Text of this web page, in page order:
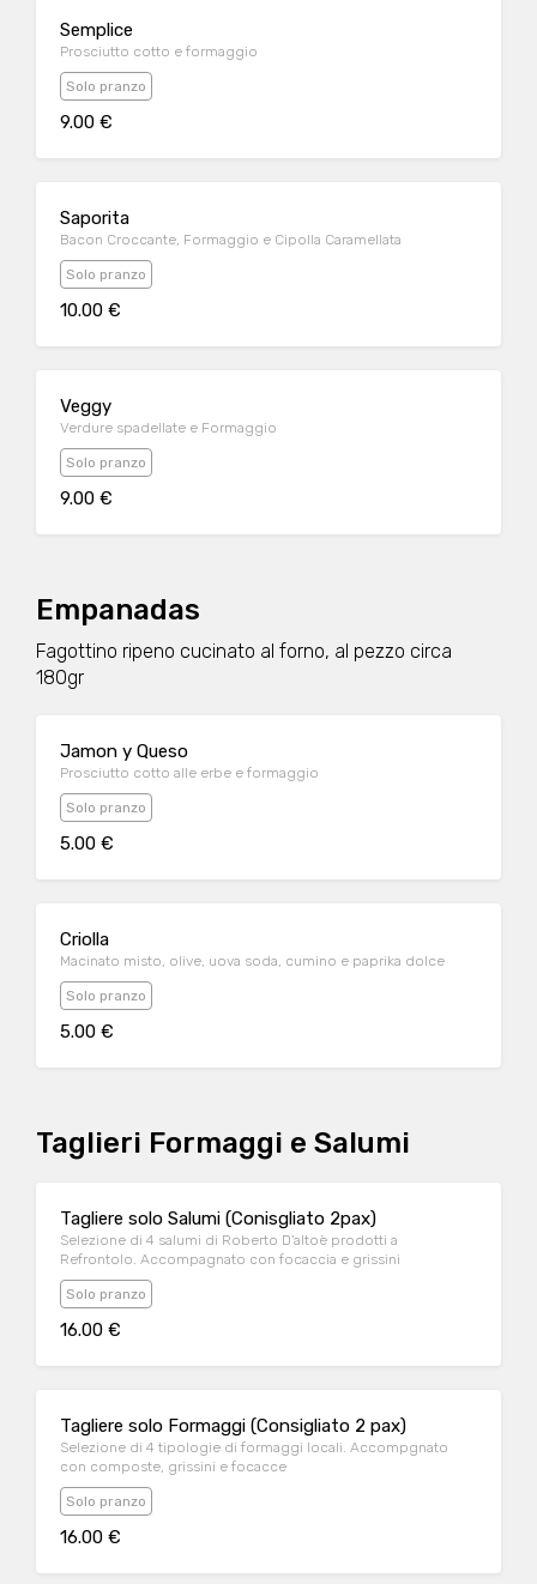
Semplice
Prosciutto cotto e formaggio
Solo pranzo
9.00 €
Saporita
Bacon Croccante, Formaggio e Cipolla Caramellata
Solo pranzo
10.00 €
Veggy
Verdure spadellate e Formaggio
Solo pranzo
9.00 €
Empanadas
Fagottino ripeno cucinato al forno, al pezzo circa
180gr
Jamon y Queso
Prosciutto cotto alle erbe e formaggio
Solo pranzo
5.00 €
Criolla
Macinato misto, olive, uova soda, cumino e paprika dolce
Solo pranzo
5.00 €
Taglieri Formaggi e Salumi
Tagliere solo Salumi (Conisgliato 2pax)
Selezione di 4 salumi di Roberto D'altoè prodotti a
Refrontolo. Accompagnato con focaccia e grissini
Solo pranzo
16.00 €
Tagliere solo Formaggi (Consigliato 2 pax)
Selezione di 4 tipologie di formaggi locali. Accompgnato
con composte, grissini e focacce
Solo pranzo
16.00 €